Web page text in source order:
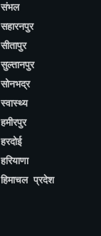
संभल
सहारनपुर
सीतापुर
सुल्तानपुर
सोनभद्र
स्वास्थ्य
हमीरपुर
हरदोई
हरियाणा
हिमाचल प्रदेश